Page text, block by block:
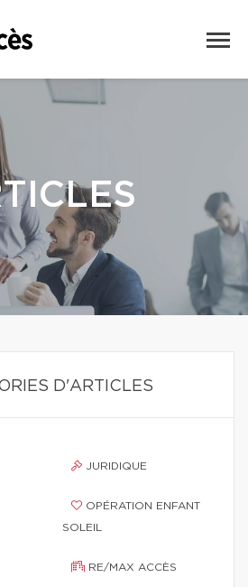
D'ARTICLES
JURIDIQUE
SOLEIL
RE/MAX ACCÈS